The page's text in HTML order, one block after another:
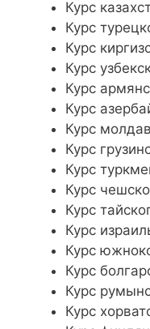
Курс
Курс
Курс
Курс
Курс
Курс
Курс
Курс
Курс
Курс
Курс
Курс
Курс
Курс
Курс
Курс